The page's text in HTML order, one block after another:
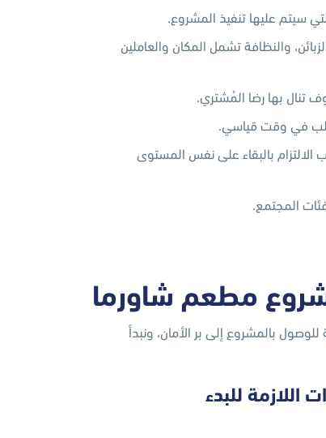
سيتم عليها تنفيذ المشروع.
والنظافة تشمل المكان والعاملين
تنال بها رضا المُشتري.
في وقت قياسي.
بالبقاء على نفس المستوى
المجتمع.
مطعم شاورما
بالمشروع إلى بر الأمان، ونبدأ
اللازمة للبدء